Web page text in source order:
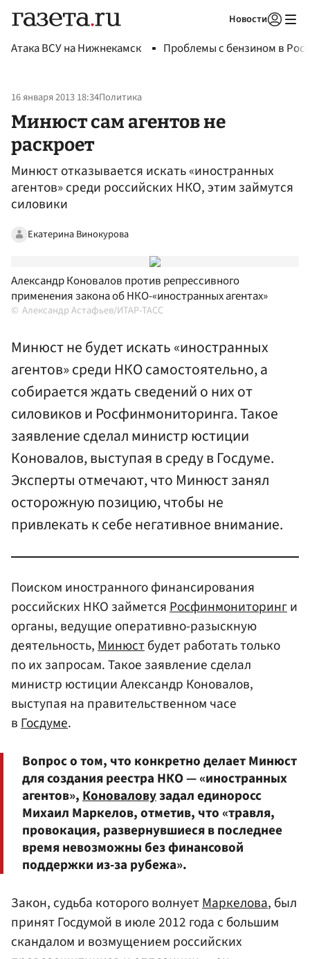
Новости
Атака ВСУ на Нижнекамск Проблемы с бензином в
16 января 2013 18:34Политика
Минюст сам агентов не
раскроет
Минюст отказывается искать «иностранных
агентов» среди российских НКО, этим займутся
силовики
Екатерина Винокурова
Александр Коновалов против репрессивного
применения закона об НКО-«иностранных агентах»
Александр Астафьев/ИТАР-ТАСС
Минюст не будет искать «иностранных
агентов» среди НКО самостоятельно, а
собирается ждать сведений о них от
силовиков и Росфинмониторинга. Такое
заявление сделал министр юстиции
Коновалов, выступая в среду в Госдуме.
Эксперты отмечают, что Минюст занял
осторожную позицию, чтобы не
привлекать к себе негативное внимание.
Поиском иностранного финансирования
российских НКО займетсяРосфинмониторинги
органы, ведущие оперативно-разыскную
деятельность,Минюстбудет работать только
по их запросам. Такое заявление сделал
министр юстиции Александр Коновалов,
выступая на правительственном часе
вГосдуме.
Вопрос о том, что конкретно делает Минюст
для создания реестра НКО — «иностранных
агентов», Коноваловузадал единоросс
Михаил Маркелов, отметив, что «травля,
провокация, развернувшиеся в последнее
время невозможны без финансовой
поддержки из-за рубежа».
Закон, судьба которого волнуетМаркелова, был
принят Госдумой в июле 2012 года с большим
скандалом и возмущением российских